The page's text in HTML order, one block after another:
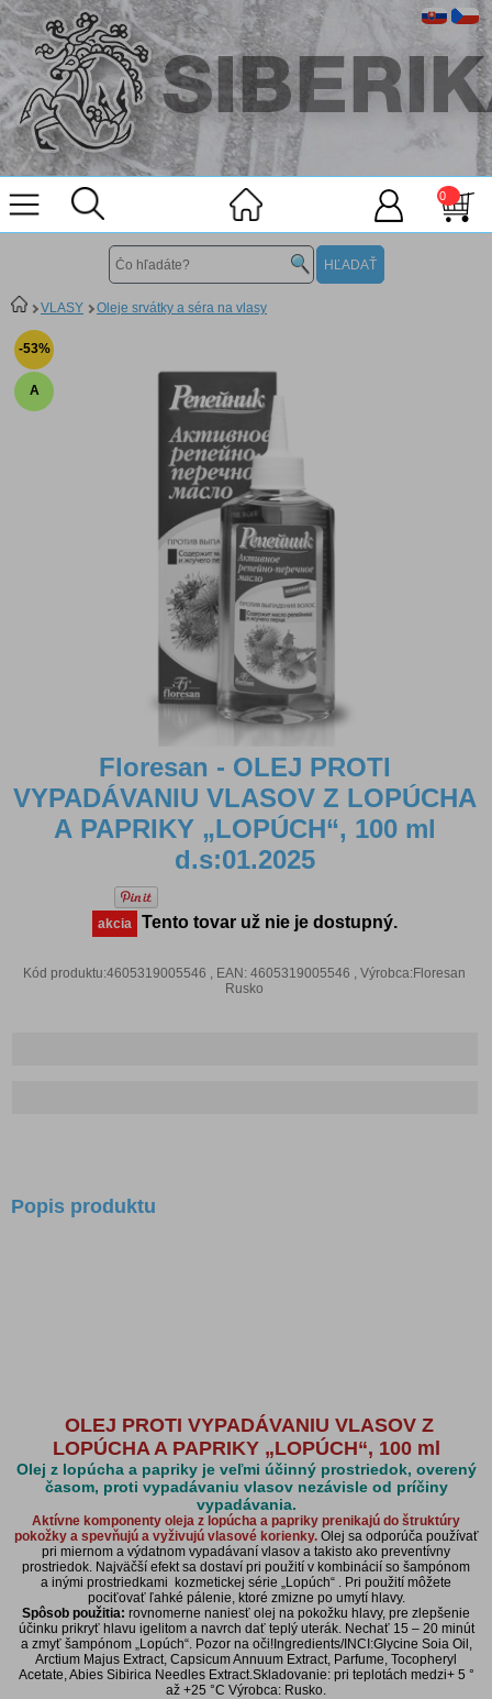
0
VLASY Oleje srvátky a séra na vlasy
-53%
A
Floresan - OLEJ PROTI
VYPADÁVANIU VLASOV Z LOPÚCHA
A PAPRIKY „LOPÚCH“, 100 ml
d.s:01.2025
akcia Tento tovar už nie je dostupný.
Kód produktu:4605319005546 , EAN: 4605319005546 , Výrobca:Floresan
Rusko
Popis produktu
OLEJ PROTI VYPADÁVANIU VLASOV Z
LOPÚCHA A PAPRIKY „LOPÚCH“, 100 ml
Olej z lopúcha a papriky je veľmi účinný prostriedok, overený
časom, proti vypadávaniu vlasov nezávisle od príčiny
vypadávania.
Aktívne komponenty oleja z lopúcha a papriky prenikajú do štruktúry
pokožky a spevňujú a vyživujú vlasové korienky. Olej sa odporúča používať
pri miernom a výdatnom vypadávaní vlasov a takisto ako preventívny
prostriedok. Najväčší efekt sa dostaví pri použití v kombinácií so šampónom
a inými prostriedkami kozmetickej série „Lopúch“ . Pri použití môžete
pociťovať ľahké pálenie, ktoré zmizne po umytí hlavy.
Spôsob použitia: rovnomerne naniesť olej na pokožku hlavy, pre zlepšenie
účinku prikryť hlavu igelitom a navrch dať teplý uterák. Nechať 15 – 20 minút
a zmyť šampónom „Lopúch“. Pozor na oči!Ingredients/INCI:Glycine Soia Oil,
Arctium Majus Extract, Capsicum Annuum Extract, Parfume, Tocopheryl
Acetate, Abies Sibirica Needles Extract.Skladovanie: pri teplotách medzi+ 5 °
až +25 °C Výrobca: Rusko.